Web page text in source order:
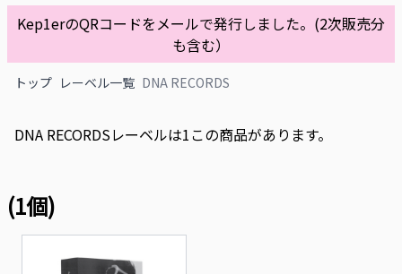
Kep1erのQRコードをメールで発行しました。(2次販売分
も含む）
トップ レーベル一覧 DNA RECORDS
DNA RECORDSレーベルは1この商品があります。
(1個)